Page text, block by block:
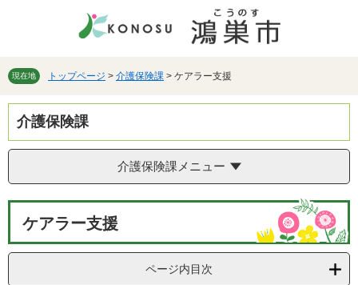
先
す。
を
て
現在地 トップページ > 介護保険課 > ケアラー支援
介護保険課
介護保険課メニュー
ケアラー支援
ページ内目次